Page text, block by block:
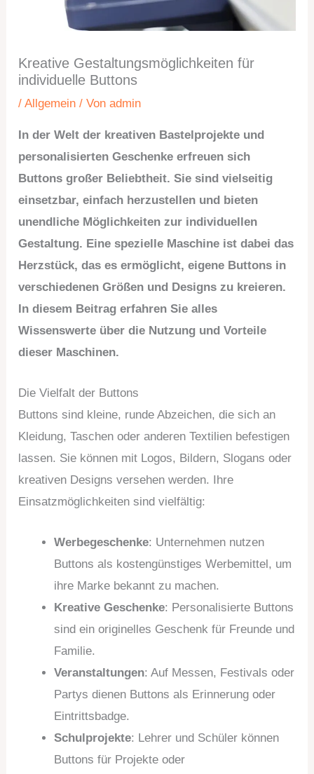
Kreative Gestaltungsmöglichkeiten für
individuelle Buttons
/Allgemein / Vonadmin
In der Welt der kreativen Bastelprojekte und
personalisierten Geschenke erfreuen sich
Buttons großer Beliebtheit. Sie sind vielseitig
einsetzbar, einfach herzustellen und bieten
unendliche Möglichkeiten zur individuellen
Gestaltung. Eine spezielle Maschine ist dabei das
Herzstück, das es ermöglicht, eigene Buttons in
verschiedenen Größen und Designs zu kreieren.
In diesem Beitrag erfahren Sie alles
Wissenswerte über die Nutzung und Vorteile
dieser Maschinen.
Die Vielfalt der Buttons
Buttons sind kleine, runde Abzeichen, die sich an
Kleidung, Taschen oder anderen Textilien befestigen
lassen. Sie können mit Logos, Bildern, Slogans oder
kreativen Designs versehen werden. Ihre
Einsatzmöglichkeiten sind vielfältig:
Werbegeschenke: Unternehmen nutzen
Buttons als kostengünstiges Werbemittel, um
ihre Marke bekannt zu machen.
Kreative Geschenke: Personalisierte Buttons
sind ein originelles Geschenk für Freunde und
Familie.
Veranstaltungen: Auf Messen, Festivals oder
Partys dienen Buttons als Erinnerung oder
Eintrittsbadge.
Schulprojekte: Lehrer und Schüler können
Buttons für Projekte oder